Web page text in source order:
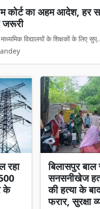
लागू: अवैध धर्मांतरण पर
का डर दिखेगा'
पर अब नया कानूनी ढांचा पूरी तरह ...
रहा
के
बिलासपुर
सनसनीखेज
की हत्या के
फरार, सुरक्षा